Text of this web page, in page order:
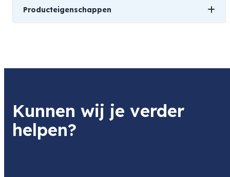
Gewicht
Producteigenschappen
135 Kleinbeeld
100
Kunnen wij je verder
helpen?